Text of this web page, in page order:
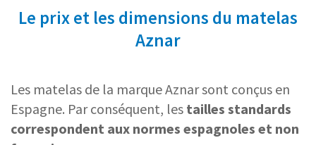
Le prix et les dimensions du matelas
Aznar
Les matelas de la marque Aznar sont conçus en
Espagne. Par conséquent, les tailles standards
correspondent aux normes espagnoles et non